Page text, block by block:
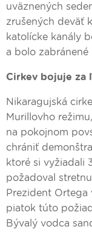
uväznených
zrušených deväť
katolícke kanály
a bolo zabránené
Cirkev bojuje za
Nikaragujská
Murillovho
na pokojnom
chrániť
ktoré si vyžiadali
požadoval
Prezident Ortega
piatok túto
Bývalý vodca